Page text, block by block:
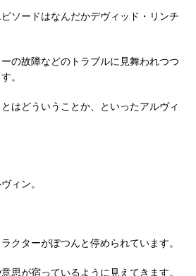
ソードはなんだかデヴィッド・リンチ
の故障などのトラブルに見舞われつつ
。
はどういうことか、といったアルヴィ
ィン。
クターがぽつんと停められています。
思が宿っているように見えてきます。